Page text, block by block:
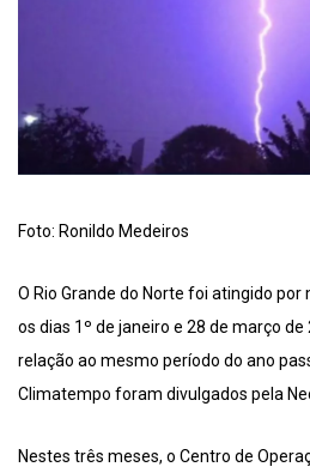
Foto: Ronildo Medeiros
O Rio Grande do Norte foi atingido
os dias 1º de janeiro e 28 de março
relação ao mesmo período do ano
Climatempo foram divulgados pela
Nestes três meses, o Centro de